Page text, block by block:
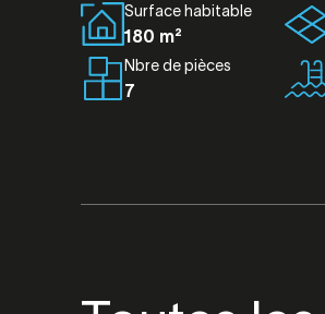
Surface habitable
180 m²
Nbre de pièces
7